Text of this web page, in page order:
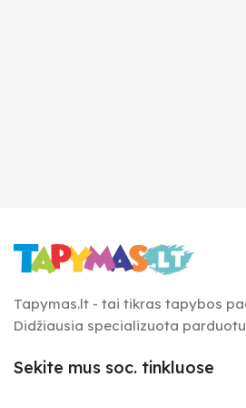
Tapymas.lt - tai tikras tapybos
Didžiausia specializuota
Sekite mus soc. tinkluose